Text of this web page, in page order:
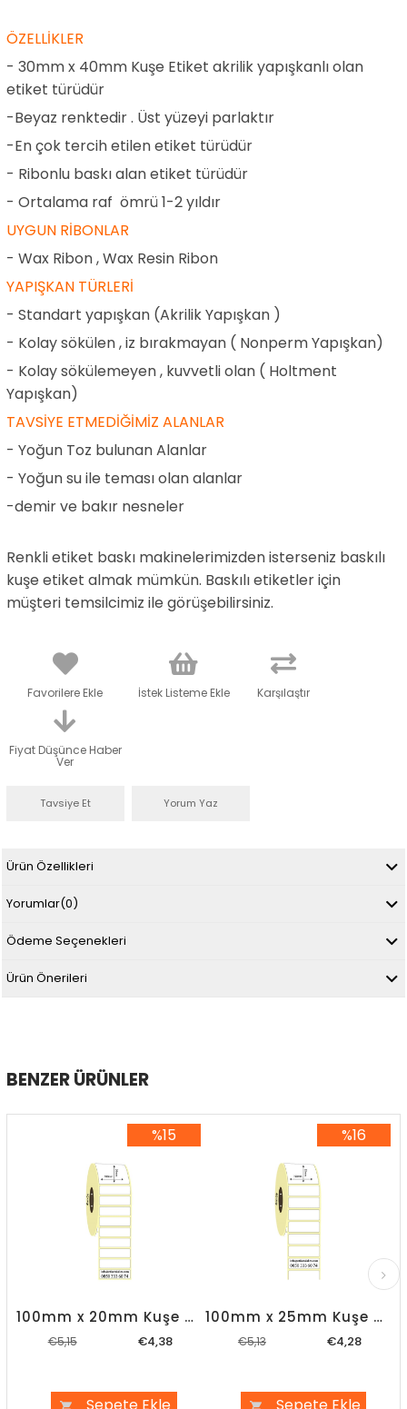
ÖZELLİKLER
- 30mm x 40mm Kuşe Etiket akrilik yapışkanlı olan
etiket türüdür
-Beyaz renktedir . Üst yüzeyi parlaktır
-En çok tercih etilen etiket türüdür
- Ribonlu baskı alan etiket türüdür
- Ortalama raf ömrü 1-2 yıldır
UYGUN RİBONLAR
- Wax Ribon , Wax Resin Ribon
YAPIŞKAN TÜRLERİ
- Standart yapışkan (Akrilik Yapışkan )
- Kolay sökülen , iz bırakmayan ( Nonperm Yapışkan)
- Kolay sökülemeyen , kuvvetli olan ( Holtment
Yapışkan)
TAVSİYE ETMEDİĞİMİZ ALANLAR
- Yoğun Toz bulunan Alanlar
- Yoğun su ile teması olan alanlar
-demir ve bakır nesneler
Renkli etiket baskı makinelerimizden isterseniz baskılı
kuşe etiket almak mümkün. Baskılı etiketler için
müşteri temsilcimiz ile görüşebilirsiniz.
Favorilere Ekle İstek Listeme Ekle Karşılaştır
Fiyat Düşünce Haber
Ver
Tavsiye Et Yorum Yaz
Ürün Özellikleri
Yorumlar(0)
Ödeme Seçenekleri
Ürün Önerileri
BENZER ÜRÜNLER
100mm x 20mm Kuşe Etiket
€4,38
€5,15
%15
100mm x 25mm Kuşe Etiket
€4,28
€5,13
%16